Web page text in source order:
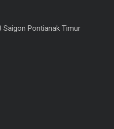
Saigon Pontianak Timur